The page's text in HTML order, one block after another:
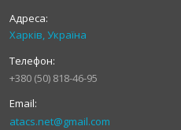
Харків, Україна
+380 (50) 818-46-95
atacs.net@gmail.com